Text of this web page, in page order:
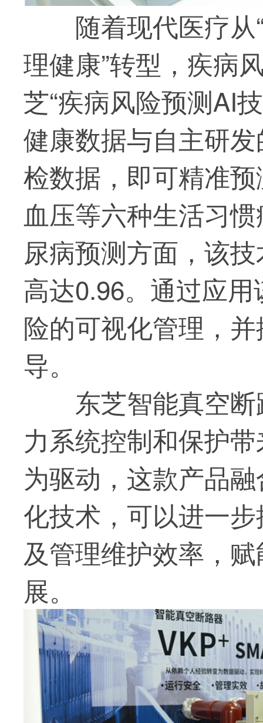
随着现代医疗从
理健康”转型，疾病
芝“疾病风险预测AI
健康数据与自主研
检数据，即可精准
血压等六种生活习
尿病预测方面，该
高达0.96。通过应
险的可视化管理，
导。
东芝智能真空
力系统控制和保护
为驱动，这款产品
化技术，可以进一
及管理维护效率，
展。